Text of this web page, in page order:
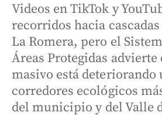
Videos en TikTok y
recorridos hacia cascadas
La Romera, pero el
Áreas Protegidas
masivo está deteriorando
corredores ecológicos
del municipio y del Valle